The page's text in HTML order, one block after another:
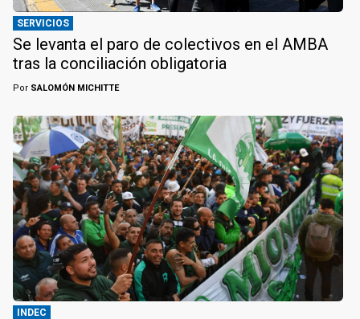
SERVICIOS
Se levanta el paro de colectivos en el AMBA
tras la conciliación obligatoria
Por SALOMÓN MICHITTE
INDEC